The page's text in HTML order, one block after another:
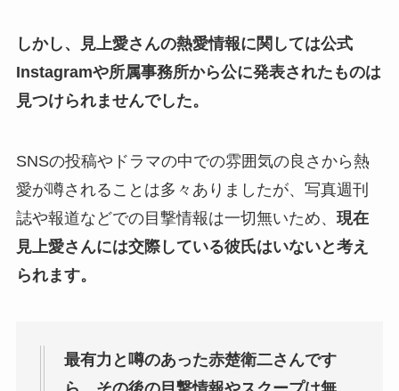
しかし、見上愛さんの熱愛情報に関しては公式
Instagramや所属事務所から公に発表されたものは
見つけられませんでした。
SNSの投稿やドラマの中での雰囲気の良さから熱
愛が噂されることは多々ありましたが、写真週刊
誌や報道などでの目撃情報は一切無いため、 現在
見上愛さんには交際している彼氏はいないと考え
られます。
最有力と噂のあった赤楚衛二さんです